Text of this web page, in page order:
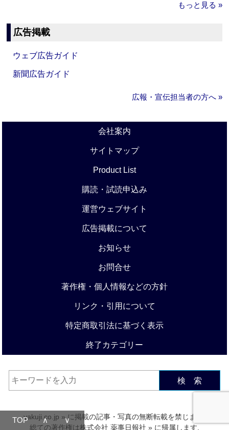
もっと見る »
広告掲載
ウェブ広告ガイド
新聞広告ガイド
広報・宣伝担当者の方へ »
会社案内
サイトマップ
Product List
購読・試読申込み
運営ウェブサイト
広告掲載について
お知らせ
お問合せ
著作権・個人情報などの方針
リンク・引用について
特定商取引法に基づく表示
終了カテゴリー
検 索
yakuji.co.jp » に掲載の記事・写真の無断転載を禁じます.
総ての著作権は株式会社 薬事日報社 » に帰属します.
TOP ∧ ∨